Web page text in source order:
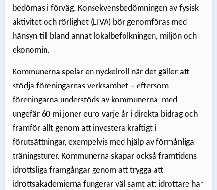
bedömas i förväg. Konsekvensbedömningen av fysisk
aktivitet och rörlighet (LIVA) bör genomföras med
hänsyn till bland annat lokalbefolkningen, miljön och
ekonomin.
Kommunerna spelar en nyckelroll när det gäller att
stödja föreningarnas verksamhet – eftersom
föreningarna understöds av kommunerna, med
ungefär 60 miljoner euro varje år i direkta bidrag och
framför allt genom att investera kraftigt i
förutsättningar, exempelvis med hjälp av förmånliga
träningsturer. Kommunerna skapar också framtidens
idrottsliga framgångar genom att trygga att
idrottsakademierna fungerar väl samt att idrottare har